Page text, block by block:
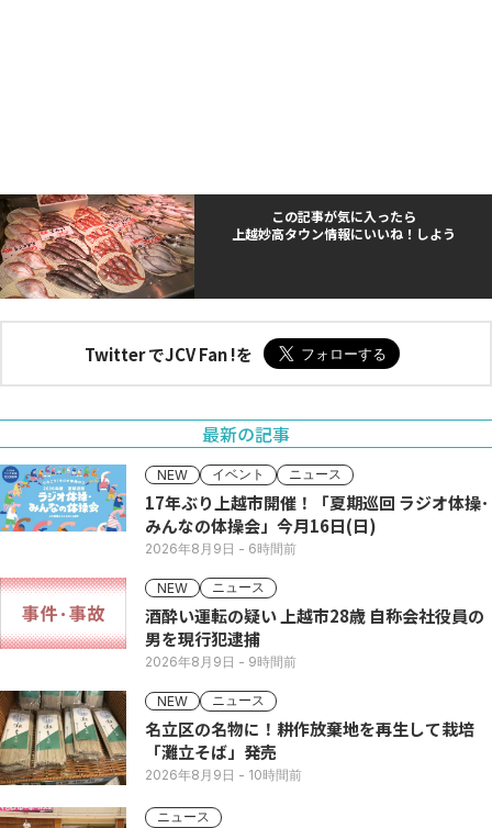
この記事が気に入ったら
上越妙高タウン情報にいいね！しよう
Twitter でJCV Fan !を
最新の記事
NEW イベント ニュース
17年ぶり上越市開催！「夏期巡回 ラジオ体操･
みんなの体操会」今月16日(日)
2026年8月9日 - 6時間前
NEW ニュース
酒酔い運転の疑い 上越市28歳 自称会社役員の
男を現行犯逮捕
2026年8月9日 - 9時間前
NEW ニュース
名立区の名物に！耕作放棄地を再生して栽培
「灘立そば」発売
2026年8月9日 - 10時間前
ニュース